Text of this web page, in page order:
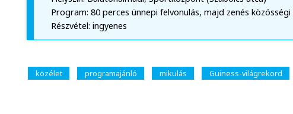
Program: 80 perces ünnepi felvonulás, majd zenés
Részvétel: ingyenes
közélet programajánló mikulás Guiness-világrekord